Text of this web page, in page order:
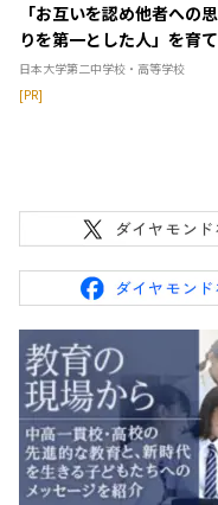
「お互いを認め他者への
りを第一とした人」を育
日本大学第二中学校・高等学校
[PR]